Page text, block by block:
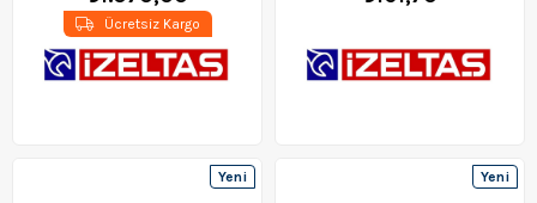
Ücretsiz Kargo
Yeni
Yeni